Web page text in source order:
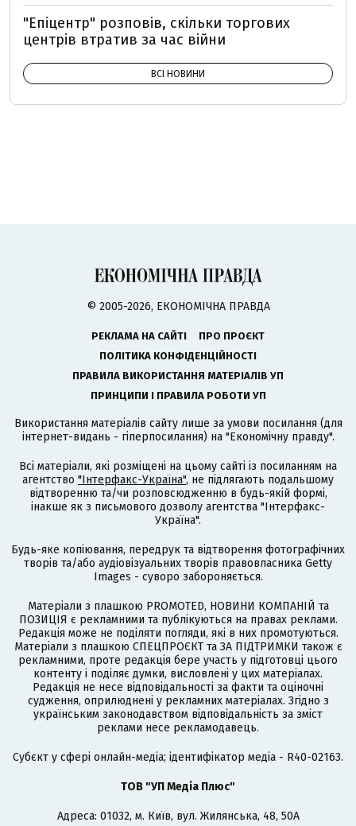
"Епіцентр" розповів, скільки торгових
центрів втратив за час війни
ВСІ НОВИНИ
© 2005-2026, ЕКОНОМІЧНА ПРАВДА
РЕКЛАМА НА САЙТІ
ПРО ПРОЄКТ
ПОЛІТИКА КОНФІДЕНЦІЙНОСТІ
ПРАВИЛА ВИКОРИСТАННЯ МАТЕРІАЛІВ УП
ПРИНЦИПИ І ПРАВИЛА РОБОТИ УП
Використання матеріалів сайту лише за умови посилання (для
інтернет-видань - гіперпосилання) на "Економічну правду".
Всі матеріали, які розміщені на цьому сайті із посиланням на
агентство "Інтерфакс-Україна", не підлягають подальшому
відтворенню та/чи розповсюдженню в будь-якій формі,
інакше як з письмового дозволу агентства "Інтерфакс-
Україна".
Будь-яке копіювання, передрук та відтворення фотографічних
творів та/або аудіовізуальних творів правовласника Getty
Images - суворо забороняється.
Матеріали з плашкою PROMOTED, НОВИНИ КОМПАНІЙ та
ПОЗИЦІЯ є рекламними та публікуються на правах реклами.
Редакція може не поділяти погляди, які в них промотуються.
Матеріали з плашкою СПЕЦПРОЄКТ та ЗА ПІДТРИМКИ також є
рекламними, проте редакція бере участь у підготовці цього
контенту і поділяє думки, висловлені у цих матеріалах.
Редакція не несе відповідальності за факти та оціночні
судження, оприлюднені у рекламних матеріалах. Згідно з
українським законодавством відповідальність за зміст
реклами несе рекламодавець.
Cубєкт у сфері онлайн-медіа; ідентифікатор медіа - R40-02163.
ТОВ "УП Медіа Плюс"
Адреса: 01032, м. Київ, вул. Жилянська, 48, 50А